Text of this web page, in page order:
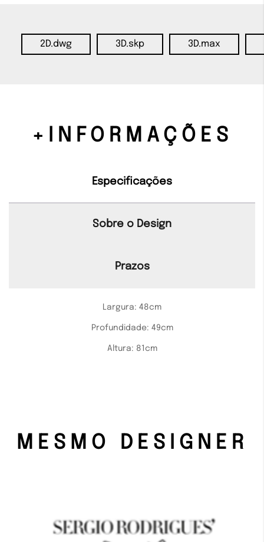
2D.dwg 3D.skp 3D.max
+INFORMAÇÕES
Especificações
Sobre o Design
Prazos
Largura: 48cm
Profundidade: 49cm
Altura: 81cm
MESMO DESIGNER